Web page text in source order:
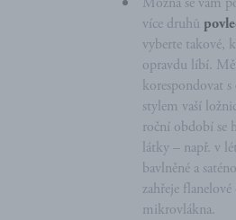
více druhů
vyberte takové,
opravdu líbí.
korespondovat
stylem vaší
roční období se
látky – např. v
bavlněné a
zahřeje flanelové
mikrovlákna.